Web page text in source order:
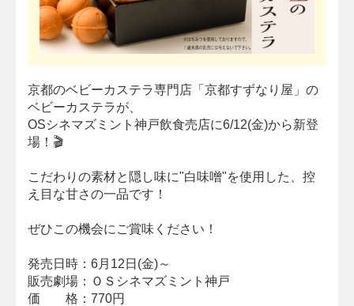
京都のベビーカステラ専門店「京都すずなり屋」の
ベビーカステラが、
OSシネマズミント神戸飲食売店に6/12(金)から新登
場！🎬
こだわりの素材と隠し味に"白味噌"を使用した、控
え目な甘さの一品です！
ぜひこの機会にご賞味ください！
発売日時：6月12日(金)～
販売劇場：ＯＳシネマズミント神戸
価 格：770円